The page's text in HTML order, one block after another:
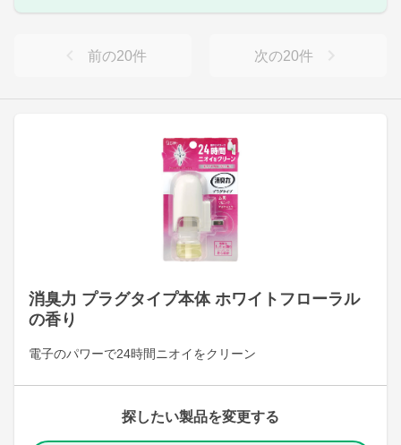
消臭力 プラグタイプ本体 ホワイトフローラル
の香り
電子のパワーで24時間ニオイをクリーン
探したい製品を変更する
前の20件 次の20件